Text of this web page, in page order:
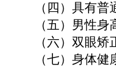
（四）具有
（五） 男性身
（六）双眼
（七）身体